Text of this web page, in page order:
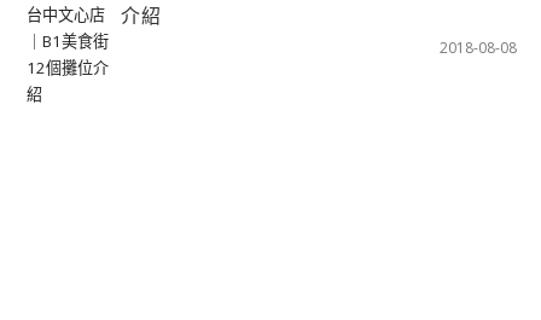
介紹
2018-08-08